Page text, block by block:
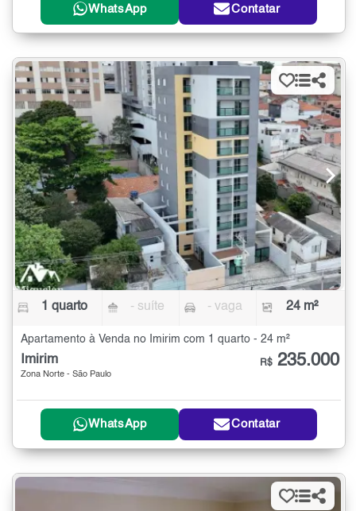
WhatsApp Contatar
1 quarto - suíte - vaga 24 m²
Apartamento à Venda no Imirim com 1 quarto - 24 m²
Imirim
Zona Norte - São Paulo
R$ 235.000
WhatsApp Contatar